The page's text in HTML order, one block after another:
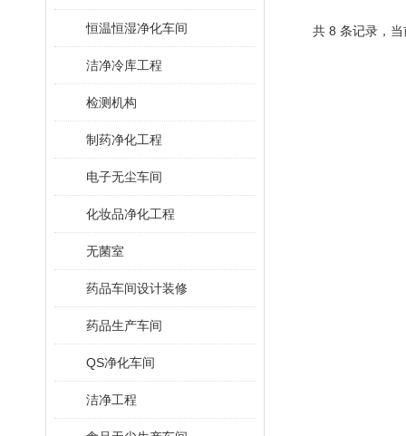
恒温恒湿净化车间
洁净冷库工程
检测机构
制药净化工程
电子无尘车间
化妆品净化工程
无菌室
药品车间设计装修
药品生产车间
QS净化车间
洁净工程
共 8 条记录，